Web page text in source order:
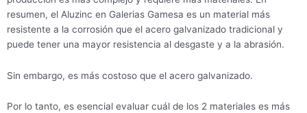
resumen, el Aluzinc en Galerias Gamesa es un material más
resistente a la corrosión que el acero galvanizado tradicional y
puede tener una mayor resistencia al desgaste y a la abrasión.
Sin embargo, es más costoso que el acero galvanizado.
Por lo tanto, es esencial evaluar cuál de los 2 materiales es más